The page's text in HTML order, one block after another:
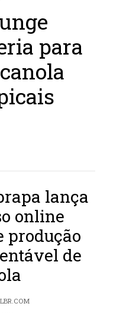
para
lança
online
produção
de